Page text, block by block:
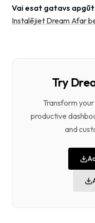
Vai esat gatavs
Instalējiet Dream Afar
Try
Transform
productive
and